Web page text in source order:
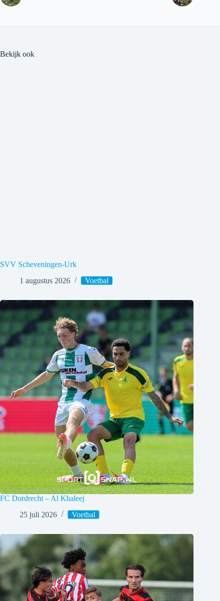
Bekijk ook
SVV Scheveningen-Urk
1 augustus 2026
Voetbal
FC Dordrecht – Al Khaleej
25 juli 2026
Voetbal